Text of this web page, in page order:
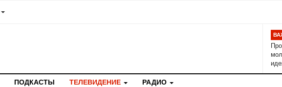
ПОДКАСТЫ ТЕЛЕВИДЕНИЕ РАДИО